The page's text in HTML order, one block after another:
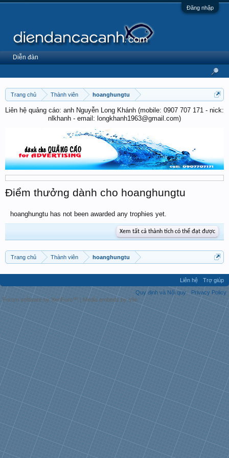
Đăng nhập
Trang chủ Thành viên hoanghungtu
Liên hệ quảng cáo: anh Nguyễn Long Khánh (mobile: 0907 707 171 - nick:
nlkhanh - email: longkhanh1963@gmail.com)
Điểm thưởng dành cho hoanghungtu
hoanghungtu has not been awarded any trophies yet.
Xem tất cả thành tích có thể đạt được
Trang chủ Thành viên hoanghungtu
Diễn đàn
Liên hệ
Trợ giúp
Quy định và Nội quy
Privacy Policy
Forum software by XenForo™ | Media embeds by s9e